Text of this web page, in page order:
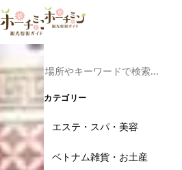
カテゴリー
エステ・スパ・美容
ベトナム雑貨・お土産